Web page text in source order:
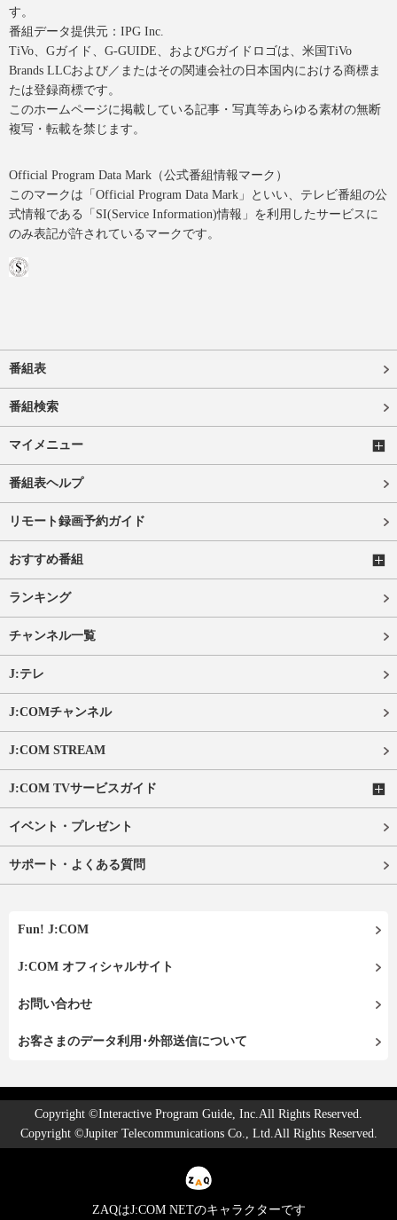
す。
番組データ提供元：IPG Inc.
TiVo、Gガイド、G-GUIDE、およびGガイドロゴは、米国TiVo
Brands LLCおよび／またはその関連会社の日本国内における商標ま
たは登録商標です。
このホームページに掲載している記事・写真等あらゆる素材の無断
複写・転載を禁じます。
Official Program Data Mark（公式番組情報マーク）
このマークは「Official Program Data Mark」といい、テレビ番組の公
式情報である「SI(Service Information)情報」を利用したサービスに
のみ表記が許されているマークです。
番組表
番組検索
マイメニュー
番組表ヘルプ
リモート録画予約ガイド
おすすめ番組
ランキング
チャンネル一覧
J:テレ
J:COMチャンネル
J:COM STREAM
J:COM TVサービスガイド
イベント・プレゼント
サポート・よくある質問
Fun! J:COM
J:COM オフィシャルサイト
お問い合わせ
お客さまのデータ利用･外部送信について
Copyright ©Interactive Program Guide, Inc.All Rights Reserved.
Copyright ©Jupiter Telecommunications Co., Ltd.All Rights Reserved.
ZAQはJ:COM NETのキャラクターです